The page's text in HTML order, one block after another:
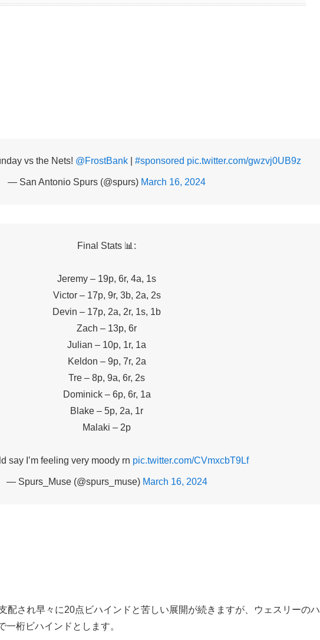
vs the Nets! @FrostBank #sponsored pic.twitter.com/gwzvj0UB9z
— San Antonio Spurs (@spurs) March 16, 2024
Final Stats 📊:
Jeremy – 19p, 6r, 4a, 1s
Victor – 17p, 9r, 3b, 2a, 2s
Devin – 17p, 2a, 2r, 1s, 1b
Zach – 13p, 6r
Julian – 10p, 1r, 1a
Keldon – 9p, 7r, 2a
Tre – 8p, 9a, 6r, 2s
Dominick – 6p, 6r, 1a
Blake – 5p, 2a, 1r
Malaki – 2p
say I’m feeling very moody rn pic.twitter.com/CVmxcbT9Lf
— Spurs_Muse (@spurs_muse) March 16, 2024
配され早々に20点ビハインドと苦しい展開が続きますが、ウェスリーのハ
桁ビハインドとします。